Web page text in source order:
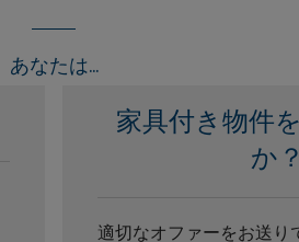
あなたは...
家具付き物件
か
適切なオファーをお送り